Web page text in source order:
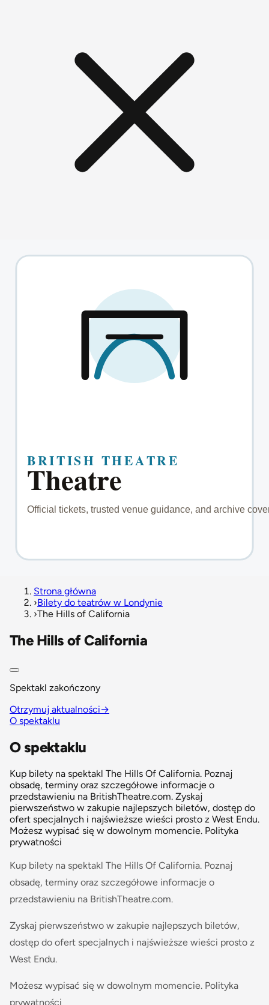
Strona główna
›Bilety do teatrów w Londynie
›The Hills of California
The Hills of California
Spektakl zakończony
Otrzymuj aktualności→
O spektaklu
O spektaklu
Kup bilety na spektakl The Hills Of California. Poznaj
obsadę, terminy oraz szczegółowe informacje o
przedstawieniu na BritishTheatre.com. Zyskaj
pierwszeństwo w zakupie najlepszych biletów, dostęp do
ofert specjalnych i najświeższe wieści prosto z West Endu.
Możesz wypisać się w dowolnym momencie. Polityka
prywatności
Kup bilety na spektakl The Hills Of California. Poznaj
obsadę, terminy oraz szczegółowe informacje o
przedstawieniu na BritishTheatre.com.
Zyskaj pierwszeństwo w zakupie najlepszych biletów,
dostęp do ofert specjalnych i najświeższe wieści prosto z
West Endu.
Możesz wypisać się w dowolnym momencie. Polityka
prywatności